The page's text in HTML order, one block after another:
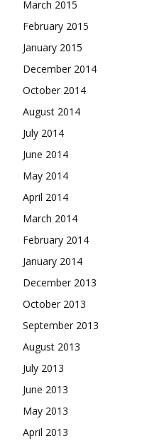
March 2015
February 2015
January 2015
December 2014
October 2014
August 2014
July 2014
June 2014
May 2014
April 2014
March 2014
February 2014
January 2014
December 2013
October 2013
September 2013
August 2013
July 2013
June 2013
May 2013
April 2013